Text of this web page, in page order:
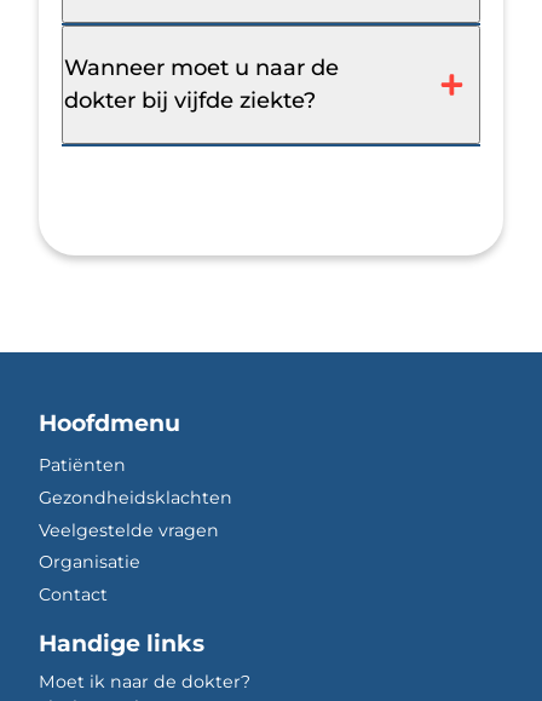
Wanneer moet u naar de
dokter bij vijfde ziekte?
Hoofdmenu
Patiënten
Gezondheidsklachten
Veelgestelde vragen
Organisatie
Contact
Handige links
Moet ik naar de dokter?